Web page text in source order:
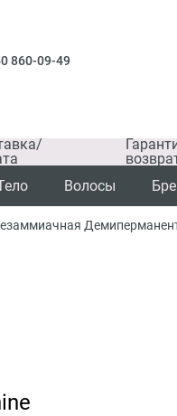
860-09-49
Волосы